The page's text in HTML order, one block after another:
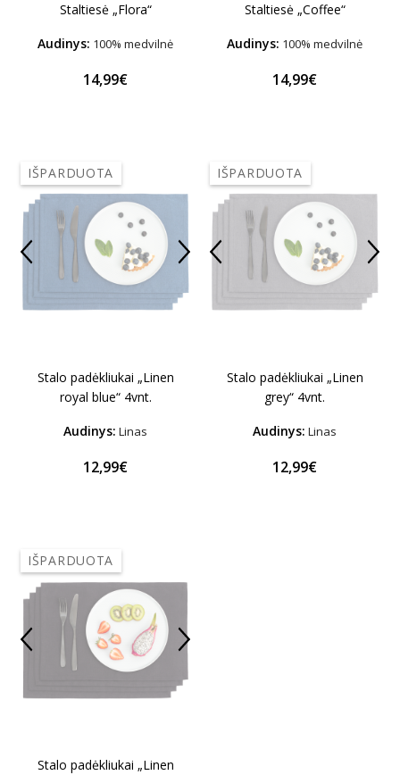
Staltiesė „Flora“
Audinys: 100% medvilnė
14,99€
Staltiesė „Coffee“
Audinys: 100% medvilnė
14,99€
IŠPARDUOTA
Stalo padėkliukai „Linen
royal blue“ 4vnt.
Audinys: Linas
12,99€
IŠPARDUOTA
Stalo padėkliukai „Linen
grey“ 4vnt.
Audinys: Linas
12,99€
IŠPARDUOTA
Stalo padėkliukai „Linen